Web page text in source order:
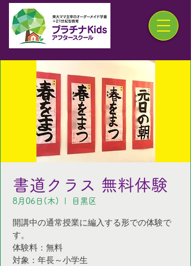
書道クラス 無料体験
8月06日(木) 目黒区
開講中の通常授業に編入する形での体験で
す。
体験料：無料
対象：年長～小学生